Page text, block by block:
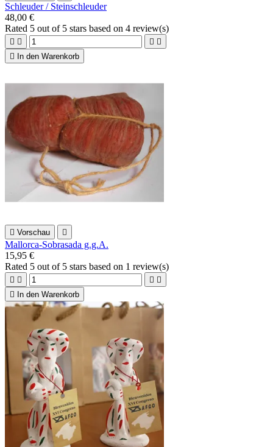
Schleuder / Steinschleuder
48,00 €
Rated 5 out of 5 stars based on 4 review(s)
   

In den Warenkorb
 Vorschau 
Mallorca-Sobrasada g.g.A.
15,95 €
Rated 5 out of 5 stars based on 1 review(s)
   

In den Warenkorb